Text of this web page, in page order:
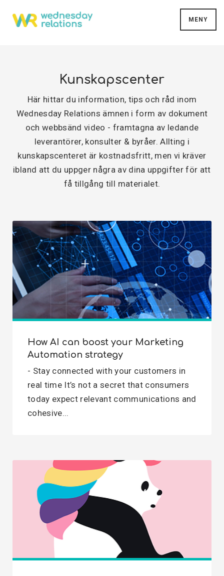
MENY
Kunskapscenter
Här hittar du information, tips och råd inom
Wednesday Relations ämnen i form av dokument
och webbsänd video - framtagna av ledande
leverantörer, konsulter & byråer. Allting i
kunskapscenteret är kostnadsfritt, men vi kräver
ibland att du uppger några av dina uppgifter för att
få tillgång till materialet.
How AI can boost your Marketing
Automation strategy
- Stay connected with your customers in
real time It’s not a secret that consumers
today expect relevant communications and
cohesive...